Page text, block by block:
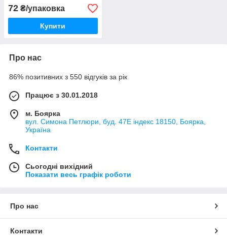
72 ₴/упаковка
Купити
Про нас
86% позитивних з 550 відгуків за рік
Працює з 30.01.2018
м. Боярка
вул. Симона Петлюри, буд. 47Е індекс 18150, Боярка,
Україна
Контакти
Сьогодні вихідний
Показати весь графік роботи
Про нас
Контакти